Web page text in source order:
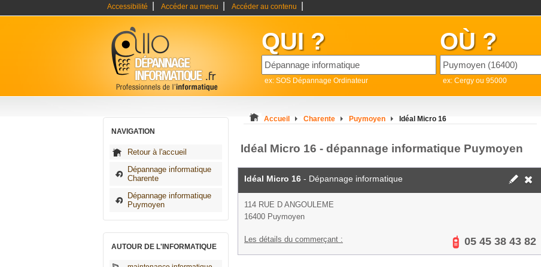
Accessibilité Accéder au menu Accéder au contenu
QUI ?
ex: SOS Dépannage Ordinateur
OÙ ?
ex: Cergy ou 95000
NAVIGATION
Retour à l'accueil
Dépannage informatique
Charente
Dépannage informatique
Puymoyen
AUTOUR DE L'INFORMATIQUE
Accueil Charente Puymoyen Idéal Micro 16
Idéal Micro 16 - dépannage informatique Puymoyen
Idéal Micro 16 - Dépannage informatique
114 RUE D ANGOULEME
16400 Puymoyen
Les détails du commerçant : 05 45 38 43 82